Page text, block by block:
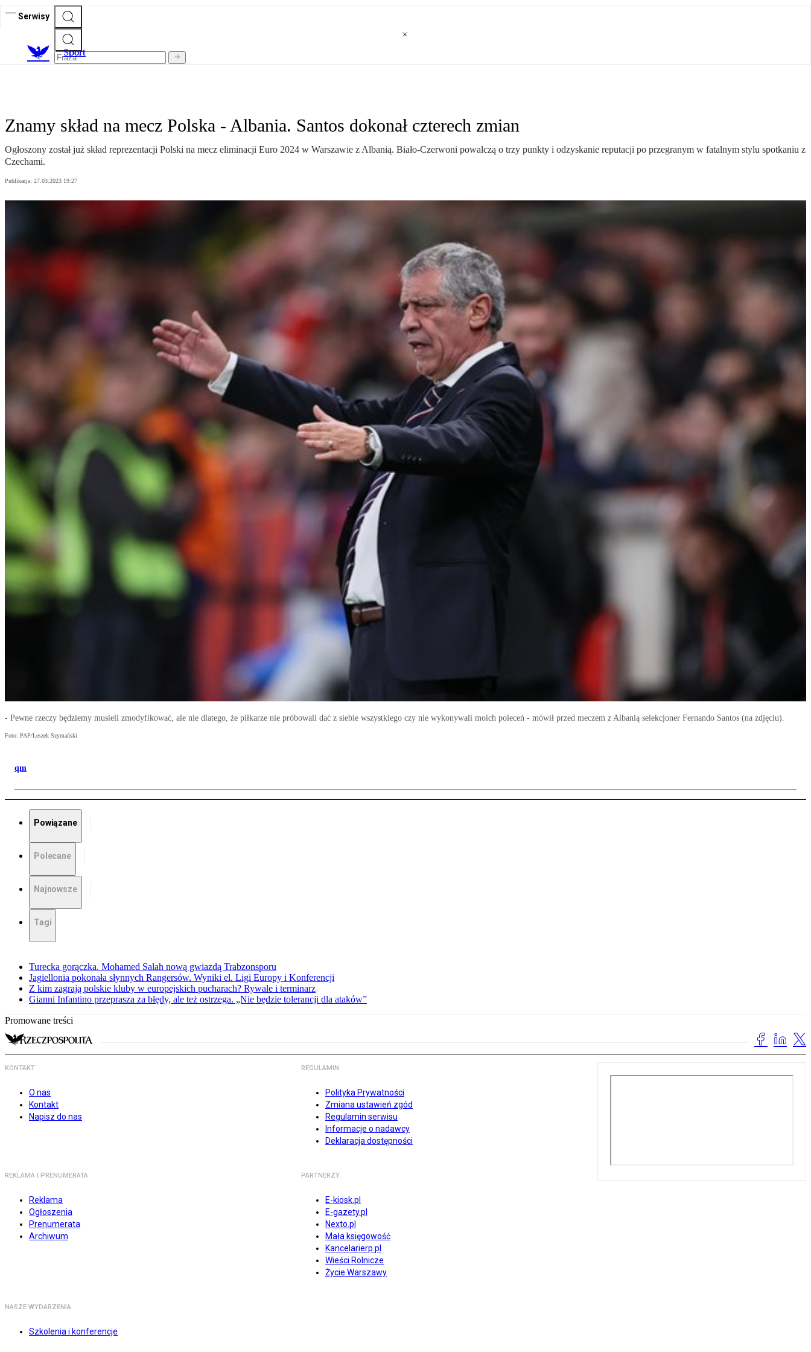
Serwisy
Sport
Znamy skład na mecz Polska - Albania. Santos dokonał czterech zmian
Ogłoszony został już skład reprezentacji Polski na mecz eliminacji Euro 2024 w Warszawie z Albanią. Biało-Czerwoni powalczą o trzy punkty i odzyskanie reputacji po przegranym w fatalnym stylu spotkaniu z
Czechami.
Publikacja: 27.03.2023 19:27
- Pewne rzeczy będziemy musieli zmodyfikować, ale nie dlatego, że piłkarze nie próbowali dać z siebie wszystkiego czy nie wykonywali moich poleceń - mówił przed meczem z Albanią selekcjoner Fernando Santos (na zdjęciu).
Foto: PAP/Leszek Szymański
qm
Powiązane
Polecane
Najnowsze
Tagi
Turecka gorączka. Mohamed Salah nową gwiazdą Trabzonsporu
Jagiellonia pokonała słynnych Rangersów. Wyniki el. Ligi Europy i Konferencji
Z kim zagrają polskie kluby w europejskich pucharach? Rywale i terminarz
Gianni Infantino przeprasza za błędy, ale też ostrzega. „Nie będzie tolerancji dla ataków”
Promowane treści
KONTAKT
O nas
Kontakt
Napisz do nas
REGULAMIN
Polityka Prywatności
Zmiana ustawień zgód
Regulamin serwisu
Informacje o nadawcy
Deklaracja dostępności
REKLAMA I PRENUMERATA
Reklama
Ogłoszenia
Prenumerata
Archiwum
PARTNERZY
E-kiosk.pl
E-gazety.pl
Nexto.pl
Mała księgowość
Kancelarierp.pl
Wieści Rolnicze
Życie Warszawy
NASZE WYDARZENIA
Szkolenia i konferencje